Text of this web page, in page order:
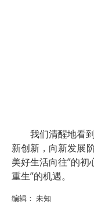
我们清醒地看
新创新，向新发展
美好生活向往”的初
重生”的机遇。
编辑： 未知